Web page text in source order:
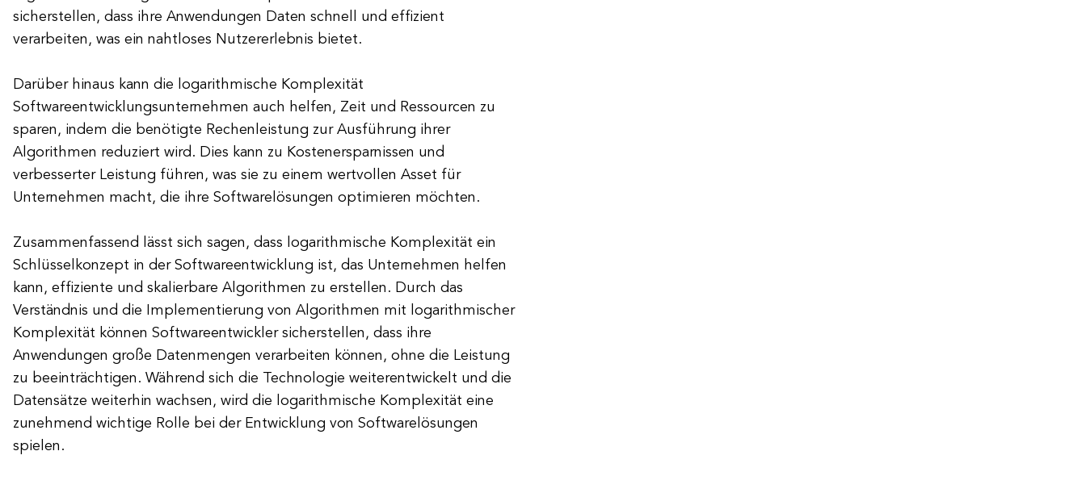
sicherstellen, dass ihre Anwendungen Daten schnell und effizient
verarbeiten, was ein nahtloses Nutzererlebnis bietet.
Darüber hinaus kann die logarithmische Komplexität
Softwareentwicklungsunternehmen auch helfen, Zeit und Ressourcen zu
sparen, indem die benötigte Rechenleistung zur Ausführung ihrer
Algorithmen reduziert wird. Dies kann zu Kostenersparnissen und
verbesserter Leistung führen, was sie zu einem wertvollen Asset für
Unternehmen macht, die ihre Softwarelösungen optimieren möchten.
Zusammenfassend lässt sich sagen, dass logarithmische Komplexität ein
Schlüsselkonzept in der Softwareentwicklung ist, das Unternehmen helfen
kann, effiziente und skalierbare Algorithmen zu erstellen. Durch das
Verständnis und die Implementierung von Algorithmen mit logarithmischer
Komplexität können Softwareentwickler sicherstellen, dass ihre
Anwendungen große Datenmengen verarbeiten können, ohne die Leistung
zu beeinträchtigen. Während sich die Technologie weiterentwickelt und die
Datensätze weiterhin wachsen, wird die logarithmische Komplexität eine
zunehmend wichtige Rolle bei der Entwicklung von Softwarelösungen
spielen.